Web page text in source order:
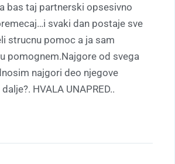
bas taj partnerski opsesivno
svaki dan postaje sve
strucnu pomoc a ja sam
pomognem.Najgore od svega
najgori deo njegove
HVALA UNAPRED..